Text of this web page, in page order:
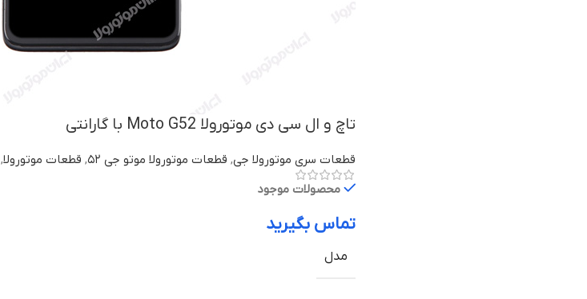
تاچ و ال سی دی موتورولا Moto G52 با گارانتی
قطعات سری موتورولا جی, قطعات موتورولا موتو جی ۵۲ , قطعات موتورولا,
محصولات موجود
تماس بگیرید
مدل